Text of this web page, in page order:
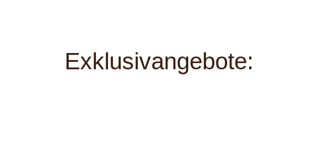
Exklusivangebote: